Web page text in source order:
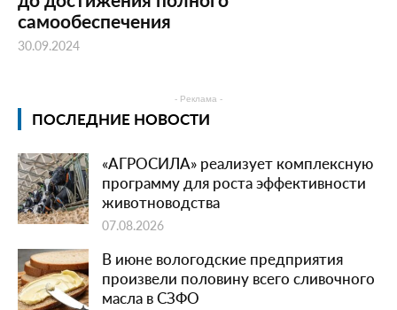
самообеспечения
30.09.2024
- Реклама -
ПОСЛЕДНИЕ НОВОСТИ
«АГРОСИЛА» реализует комплексную
программу для роста эффективности
животноводства
07.08.2026
В июне вологодские предприятия
произвели половину всего сливочного
масла в СЗФО